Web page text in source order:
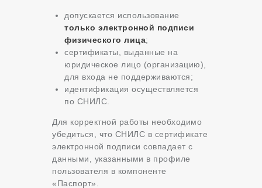
допускается использование
только электронной подписи
физического лица;
сертификаты, выданные на
юридическое лицо (организацию),
для входа не поддерживаются;
идентификация осуществляется
по СНИЛС.
Для корректной работы необходимо
убедиться, что СНИЛС в сертификате
электронной подписи совпадает с
данными, указанными в профиле
пользователя в компоненте
«Паспорт».